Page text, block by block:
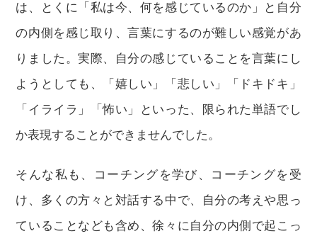
は、とくに「私は今、何を感じているのか」と自分
の内側を感じ取り、言葉にするのが難しい感覚があ
りました。実際、自分の感じていることを言葉にし
ようとしても、「嬉しい」「悲しい」「ドキドキ」
「イライラ」「怖い」といった、限られた単語でし
か表現することができませんでした。
そんな私も、コーチングを学び、コーチングを受
け、多くの方々と対話する中で、自分の考えや思っ
ていることなども含め、徐々に自分の内側で起こっ